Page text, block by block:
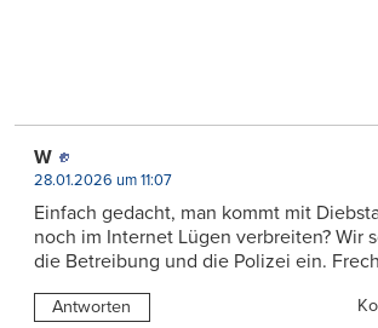
W
28.01.2026 um 11:07
Einfach gedacht, man kommt mit
noch im Internet Lügen verbreiten? Wir
die Betreibung und die Polizei ein.
Antworten